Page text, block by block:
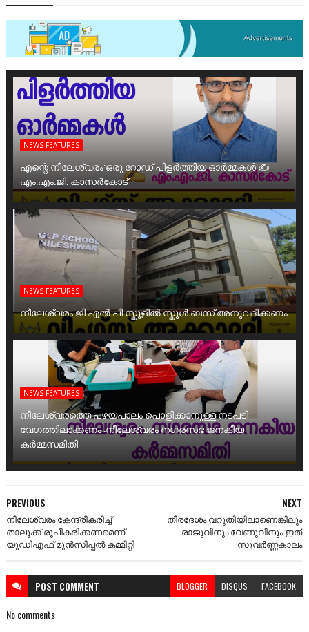
NEWS FEATURES
എന്റെ നീലേശ്വരം:ഒരു റോഡ് പിളർത്തിയ ഓർമ്മകൾ ✍️
എം.എം.ജി. കാസർകോട്
NEWS FEATURES
നീലേശ്വരം ജി എൽ പി സ്കൂളിൽ സ്കൂൾ ബസ് അനുവദിക്കണം
NEWS FEATURES
നീലേശ്വരത്തെ പഴയപാലം പൊളിക്കാനുള്ള നടപടി
വേഗത്തിലാക്കണം :നീലേശ്വരം നഗരസഭ ജനകീയ
കർമ്മസമിതി
NEXT
തീരദേശം വറുതിയിലാണെങ്കിലും
രാജുവിനും വേണുവിനും ഇത്
സുവർണ്ണകാലം
PREVIOUS
നീലേശ്വരം കേന്ദ്രീകരിച്ച്
താലൂക്ക് രൂപീകരിക്കണമെന്ന്
യുഡിഎഫ് മുൻസിപ്പൽ കമ്മിറ്റി
POST COMMENT BLOGGER DISQUS FACEBOOK
No comments